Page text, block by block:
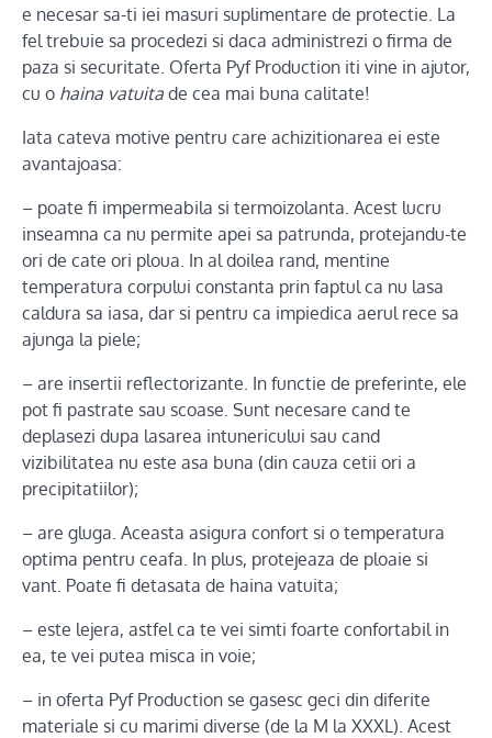
e necesar sa-ti iei masuri suplimentare de protectie. La
fel trebuie sa procedezi si daca administrezi o firma de
paza si securitate. Oferta Pyf Production iti vine in ajutor,
cu o haina vatuita de cea mai buna calitate!
Iata cateva motive pentru care achizitionarea ei este
avantajoasa:
– poate fi impermeabila si termoizolanta. Acest lucru
inseamna ca nu permite apei sa patrunda, protejandu-te
ori de cate ori ploua. In al doilea rand, mentine
temperatura corpului constanta prin faptul ca nu lasa
caldura sa iasa, dar si pentru ca impiedica aerul rece sa
ajunga la piele;
– are insertii reflectorizante. In functie de preferinte, ele
pot fi pastrate sau scoase. Sunt necesare cand te
deplasezi dupa lasarea intunericului sau cand
vizibilitatea nu este asa buna (din cauza cetii ori a
precipitatiilor);
– are gluga. Aceasta asigura confort si o temperatura
optima pentru ceafa. In plus, protejeaza de ploaie si
vant. Poate fi detasata de haina vatuita;
– este lejera, astfel ca te vei simti foarte confortabil in
ea, te vei putea misca in voie;
– in oferta Pyf Production se gasesc geci din diferite
materiale si cu marimi diverse (de la M la XXXL). Acest